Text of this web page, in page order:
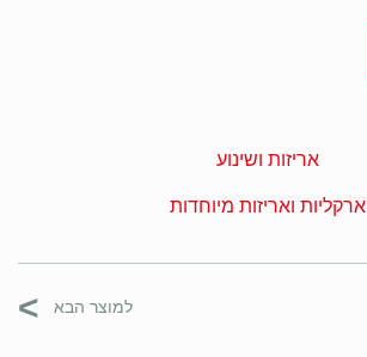
אריזות ושינוע
ארקליות ואריזות מיוחדות
למוצר הבא >